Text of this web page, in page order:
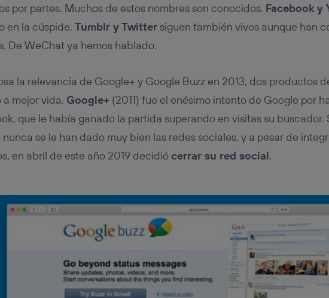
por partes. Muchos de estos nombres son conocidos. Facebook y
en la cúspide. Tumblr y Twittersiguen también vivos aunque han
De WeChat ya hemos hablado.
la relevancia de Google+ y Google Buzz en 2013, dos productos
a mejor vida. Google+ (2011) fue el enésimo intento de Google por
que le había ganado la partida superando en visitas su buscador.
nunca se le han dado muy bien las redes sociales, y a pesar de
en abril de este año 2019 decidiócerrar su red social.